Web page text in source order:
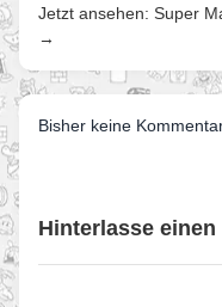
Jetzt ansehen: Super
→
Bisher keine
Hinterlasse